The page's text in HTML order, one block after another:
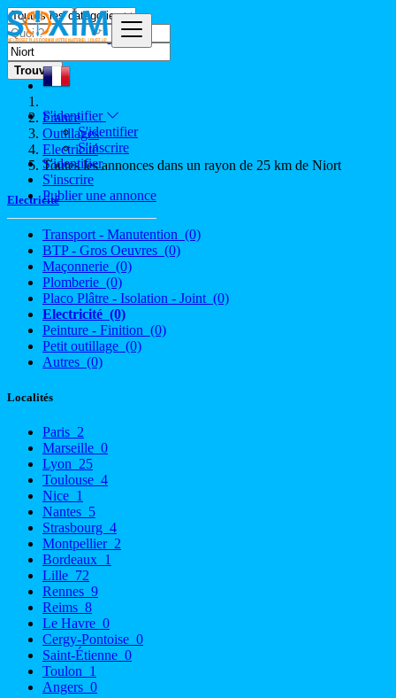
S'identifier
S'identifier
S'inscrire
S'identifier
S'inscrire
Publier une annonce
Trouver
France
Outillages
Electricité
Toutes les annonces dans un rayon de 25 km de Niort
Electricité
Transport - Manutention (0)
BTP - Gros Oeuvres (0)
Maçonnerie (0)
Plomberie (0)
Placo Plâtre - Isolation - Joint (0)
Electricité (0)
Peinture - Finition (0)
Petit outillage (0)
Autres (0)
Localités
Paris 2
Marseille 0
Lyon 25
Toulouse 4
Nice 1
Nantes 5
Strasbourg 4
Montpellier 2
Bordeaux 1
Lille 72
Rennes 9
Reims 8
Le Havre 0
Cergy-Pontoise 0
Saint-Étienne 0
Toulon 1
Angers 0